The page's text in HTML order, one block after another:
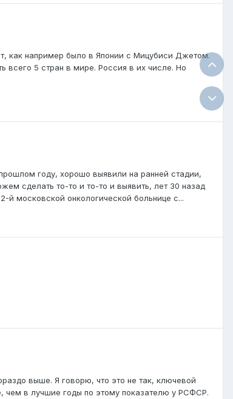
как например было в Японии с Мицубиси Джетом.
всего 5 стран в мире. Россия в их числе. Но
году, хорошо выявили на ранней стадии,
сделать то-то и то-то и выявить, лет 30 назад
й московской онкологической больнице с...
выше. Я говорю, что это не так, ключевой
чем в лучшие годы по этому показателю у РСФСР.